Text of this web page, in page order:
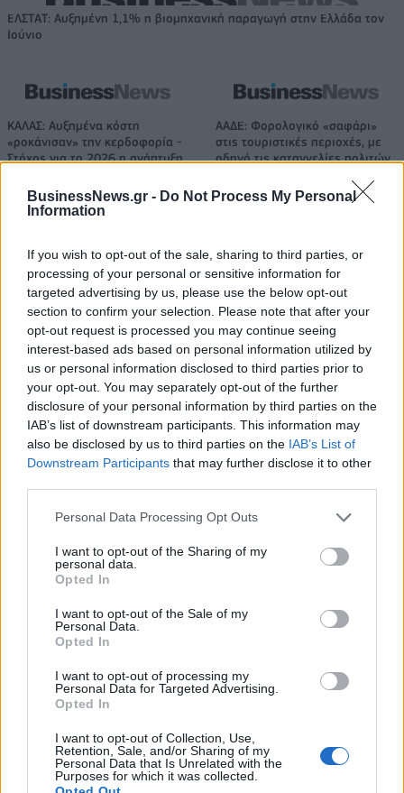
BusinessNews.gr - Do Not Process My Personal
Information
If you wish to opt-out of the sale, sharing to third parties, or
processing of your personal or sensitive information for
targeted advertising by us, please use the below opt-out
section to confirm your selection. Please note that after your
opt-out request is processed you may continue seeing
interest-based ads based on personal information utilized by
us or personal information disclosed to third parties prior to
your opt-out. You may separately opt-out of the further
disclosure of your personal information by third parties on the
IAB’s list of downstream participants. This information may
also be disclosed by us to third parties on the IAB’s List of
Downstream Participants that may further disclose it to other
Personal Data Processing Opt Outs
I want to opt-out of the Sharing of my
personal data.
Opted In
I want to opt-out of the Sale of my
Personal Data.
Opted In
I want to opt-out of processing my
Personal Data for Targeted Advertising.
Opted In
I want to opt-out of Collection, Use,
Retention, Sale, and/or Sharing of my
Personal Data that Is Unrelated with the
Purposes for which it was collected.
ΕΛΣΤΑΤ: Αυξημένη 1,1% η βιομηχανική παραγωγή στην Ελλάδα τον
Ιούνιο
ΚΑΛΑΣ: Αυξημένα κόστη
«ροκάνισαν» την κερδοφορία -
Στόχος για το 2026 η ανάπτυξη
ΑΑΔΕ: Φορολογικό «σαφάρι»
στις τουριστικές περιοχές, με
οδηγό τις καταγγελίες πολιτών
Νέο Audi A2 e-tron με στόχο
την κορυφή της
αποδοτικότητας
Ατρόμητος και Novibet
συνεχίζουν μαζί: Ανανέωση της
συνεργασίας τους μέχρι το
2028
18η συνεχόμενη χρονιά για τον ΟΤΕ στη διεθνή σειρά δεικτών
FTSE4Good
Alpha Bank: Για πρώτη φορά το Αρχαίο Θέατρο Επιδαύρου άνοιξε τις
ΠΕΡΙΣΣΌΤΕΡΑ ΣΕ ΑΥΤΉ ΤΗΝ ΚΑΤΗΓΟΡΊΑ